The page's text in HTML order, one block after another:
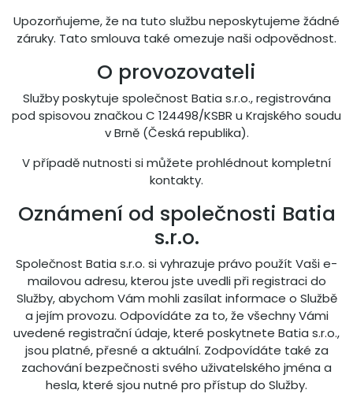
Upozorňujeme, že na tuto službu neposkytujeme žádné
záruky. Tato smlouva také omezuje naši odpovědnost.
O provozovateli
Služby poskytuje společnost Batia s.r.o., registrována
pod spisovou značkou C 124498/KSBR u Krajského soudu
v Brně (Česká republika).
V případě nutnosti si můžete prohlédnout kompletní
kontakty.
Oznámení od společnosti Batia
s.r.o.
Společnost Batia s.r.o. si vyhrazuje právo použít Vaši e-
mailovou adresu, kterou jste uvedli při registraci do
Služby, abychom Vám mohli zasílat informace o Službě
a jejím provozu. Odpovídáte za to, že všechny Vámi
uvedené registrační údaje, které poskytnete Batia s.r.o.,
jsou platné, přesné a aktuální. Zodpovídáte také za
zachování bezpečnosti svého uživatelského jména a
hesla, které sjou nutné pro přístup do Služby.